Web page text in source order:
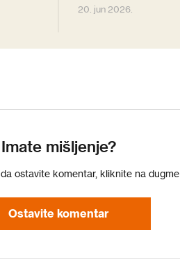
20. jun 2026.
Imate mišljenje?
ostavite komentar, kliknite na dugme
Ostavite komentar